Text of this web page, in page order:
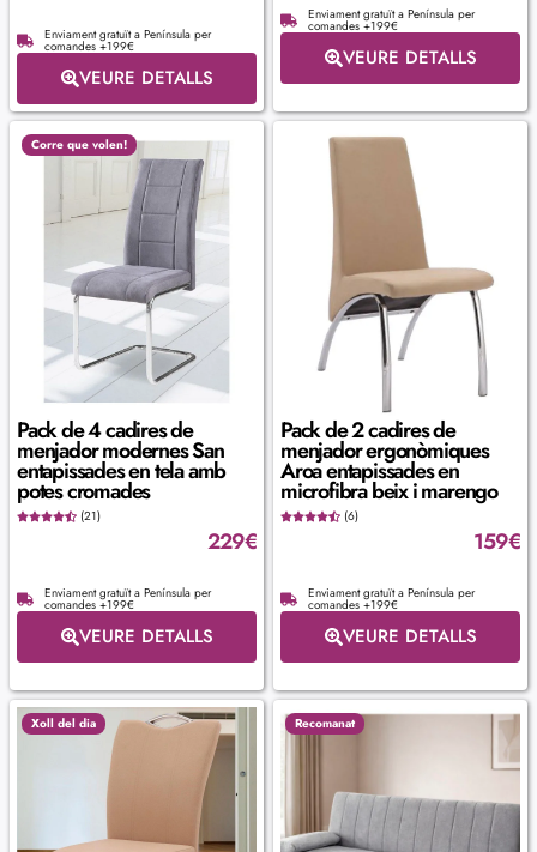
Enviament gratuït a Península per
comandes +199€
VEURE DETALLS
Enviament gratuït a Península per
comandes +199€
VEURE DETALLS
Corre que volen!
Pack de 4 cadires de
menjador modernes San
entapissades en tela amb
potes cromades
(21)
229€
Enviament gratuït a Península per
comandes +199€
VEURE DETALLS
Pack de 2 cadires de
menjador ergonòmiques
Aroa entapissades en
microfibra beix i marengo
(6)
159€
Enviament gratuït a Península per
comandes +199€
VEURE DETALLS
Xoll del dia Recomanat